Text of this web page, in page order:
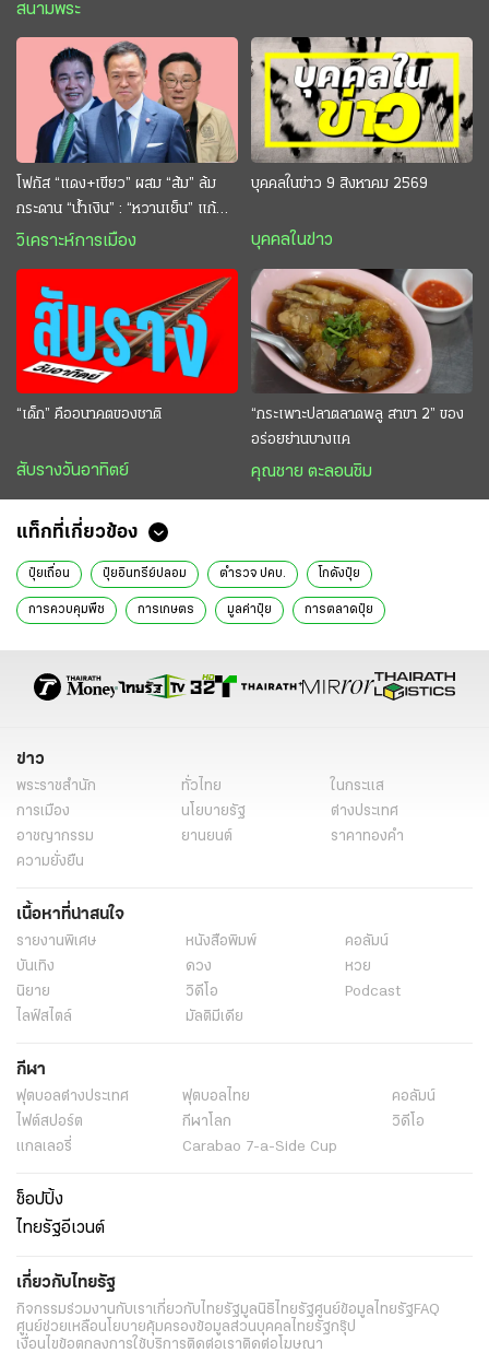
สนามพระ
โฟกัส “แดง+เขียว” ผสม “ส้ม” ล้ม
กระดาน “นํ้าเงิน” : “หวานเย็น” แก้
กระหาย “อนุทิน” ดักตีกินสบาย
วิเคราะห์การเมือง
บุคคลในข่าว 9 สิงหาคม 2569
บุคคลในข่าว
“เด็ก” คืออนาคตของชาติ
สับรางวันอาทิตย์
“กระเพาะปลาตลาดพลู สาขา 2” ของ
อร่อยย่านบางแค
คุณชาย ตะลอนชิม
แท็กที่เกี่ยวข้อง
ปุ๋ยเถื่อน ปุ๋ยอินทรีย์ปลอม ตำรวจ ปคบ. โกดังปุ๋ย
การควบคุมพืช การเกษตร มูลค่าปุ๋ย การตลาดปุ๋ย
สินค้าปุ๋ย เจ้าหน้าที่ตรวจสอบ ชาวเวียดนาม การดำเนินคดี
ข่าวไทยรัฐ
ข่าว
พระราชสำนัก ทั่วไทย
ในกระแส
การเมือง
นโยบายรัฐ
ต่างประเทศ
อาชญากรรม
ยานยนต์
ราคาทองคำ
ความยั่งยืน
เนื้อหาที่น่าสนใจ
รายงานพิเศษ หนังสือพิมพ์
คอลัมน์
บันเทิง
ดวง
หวย
นิยาย
วิดีโอ
Podcast
ไลฟ์สไตล์
มัลติมีเดีย
กีฬา
ฟุตบอลต่่างประเทศ ฟุตบอลไทย
คอลัมน์
ไฟต์สปอร์ต
กีฬาโลก
วิดีโอ
แกลเลอรี่
Carabao 7-a-Side Cup
ช็อปปิ้ง
ไทยรัฐอีเวนต์
เกี่ยวกับไทยรัฐ
กิจกรรมร่วมงานกับเราเกี่ยวกับไทยรัฐมูลนิธิไทยรัฐศูนย์ข้อมูลไทยรัฐFAQ
ศูนย์ช่วยเหลือนโยบายคุ้มครองข้อมูลส่วนบุคคลไทยรัฐกรุ๊ป
เงื่อนไขข้อตกลงการใช้บริการติดต่อเราติดต่อโฆษณา